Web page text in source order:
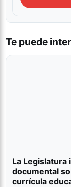
Te puede
La Legislatura
documental
currícula